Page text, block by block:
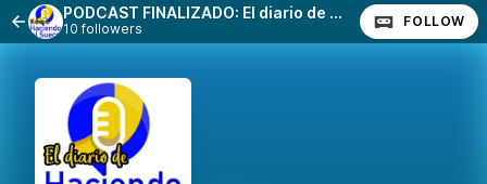
PODCAST FINALIZADO: El diario de haciendo el Sueco
10 followers FOLLOW